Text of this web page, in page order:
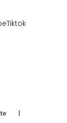
Tiktok